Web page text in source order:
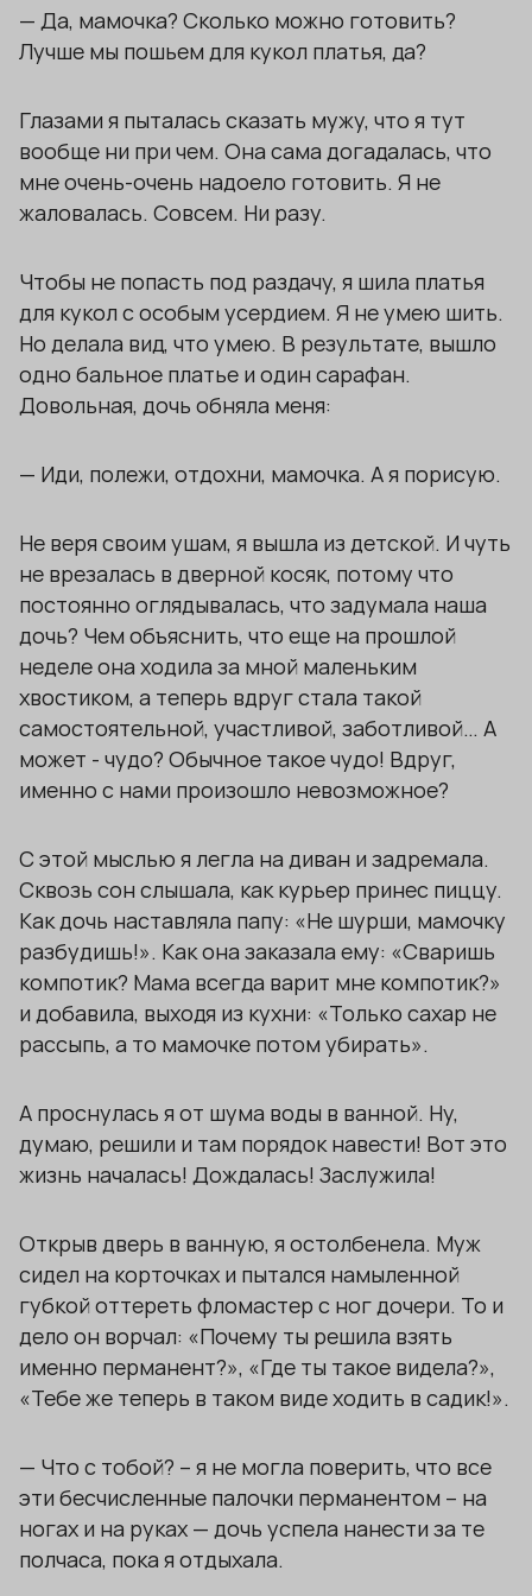
— Да, мамочка? Сколько можно готовить?
Лучше мы пошьем для кукол платья, да?
Глазами я пыталась сказать мужу, что я тут
вообще ни при чем. Она сама догадалась, что
мне очень-очень надоело готовить. Я не
жаловалась. Совсем. Ни разу.
Чтобы не попасть под раздачу, я шила платья
для кукол с особым усердием. Я не умею шить.
Но делала вид, что умею. В результате, вышло
одно бальное платье и один сарафан.
Довольная, дочь обняла меня:
— Иди, полежи, отдохни, мамочка. А я порисую.
Не веря своим ушам, я вышла из детской. И чуть
не врезалась в дверной косяк, потому что
постоянно оглядывалась, что задумала наша
дочь? Чем объяснить, что еще на прошлой
неделе она ходила за мной маленьким
хвостиком, а теперь вдруг стала такой
самостоятельной, участливой, заботливой… А
может - чудо? Обычное такое чудо! Вдруг,
именно с нами произошло невозможное?
С этой мыслью я легла на диван и задремала.
Сквозь сон слышала, как курьер принес пиццу.
Как дочь наставляла папу: «Не шурши, мамочку
разбудишь!». Как она заказала ему: «Сваришь
компотик? Мама всегда варит мне компотик?»
и добавила, выходя из кухни: «Только сахар не
рассыпь, а то мамочке потом убирать».
А проснулась я от шума воды в ванной. Ну,
думаю, решили и там порядок навести! Вот это
жизнь началась! Дождалась! Заслужила!
Открыв дверь в ванную, я остолбенела. Муж
сидел на корточках и пытался намыленной
губкой оттереть фломастер с ног дочери. То и
дело он ворчал: «Почему ты решила взять
именно перманент?», «Где ты такое видела?»,
«Тебе же теперь в таком виде ходить в садик!».
— Что с тобой? – я не могла поверить, что все
эти бесчисленные палочки перманентом – на
ногах и на руках — дочь успела нанести за те
полчаса, пока я отдыхала.